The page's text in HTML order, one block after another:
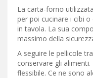
La carta-forno
per poi cucinare i cibi
in tavola. La sua
massimo della
A seguire le pellicole
conservare gli
flessibile. Ce ne sono